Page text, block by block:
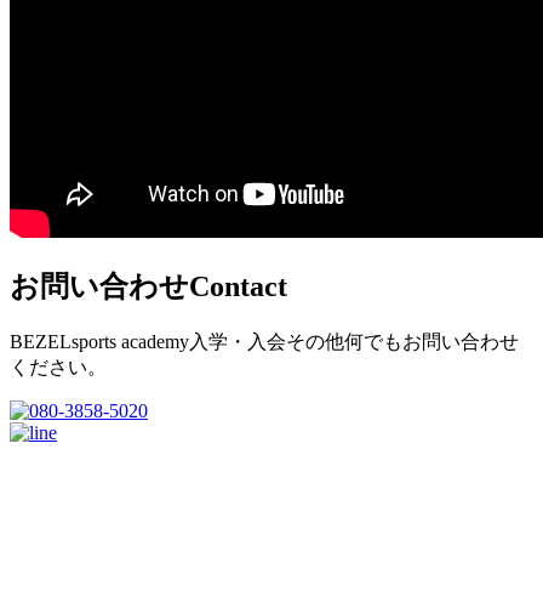
お問い合わせContact
BEZELsports academy入学・入会その他何でもお問い合わせ
ください。